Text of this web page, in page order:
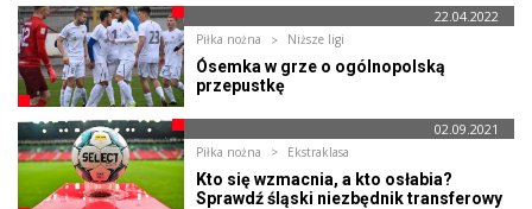
22.04.2022
Piłka nożna Niższe ligi
Ósemka w grze o ogólnopolską
przepustkę
02.09.2021
Piłka nożna Ekstraklasa
Kto się wzmacnia, a kto osłabia?
Sprawdź śląski niezbędnik transferowy